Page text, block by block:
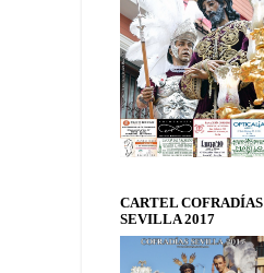
CARTEL COFRADÍAS
SEVILLA 2017